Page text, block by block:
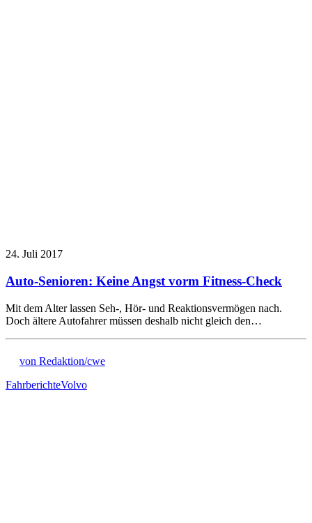
24. Juli 2017
Auto-Senioren: Keine Angst vorm Fitness-Check
Mit dem Alter lassen Seh-, Hör- und Reaktionsvermögen nach.
Doch ältere Autofahrer müssen deshalb nicht gleich den…
von Redaktion/cwe
FahrberichteVolvo